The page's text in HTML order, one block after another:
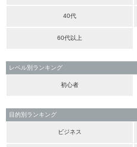
40代
60代以上
レベル別ランキング
初心者
目的別ランキング
ビジネス